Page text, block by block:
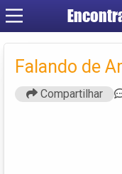
Falando de
Compartilhar